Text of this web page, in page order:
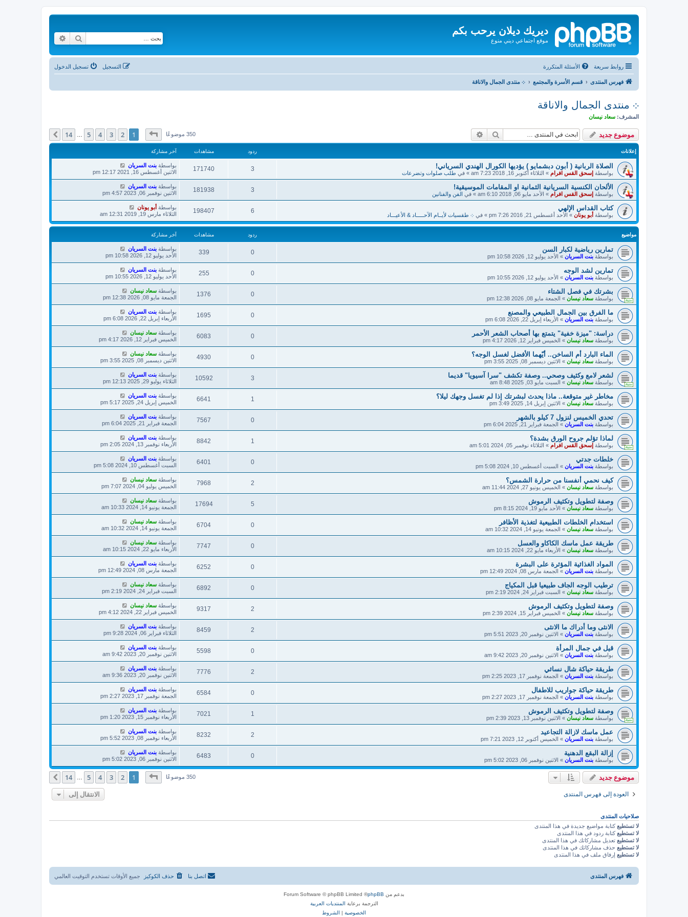
ديريك ديلان يرحب بكم
موقع اجتماعي ديني منوع بحث
روابط سريعة الأسئلة المتكررة تسجيل الدخول التسجيل
فهرس المنتدى قسم الأسرة والمجتمع ܀ منتدى الجمال والاناقة
܀ منتدى الجمال والاناقة
المشرف: سعاد نيسان
موضوع جديد بحث 350 موضوعًاصفحة1 من14
1
2
3
4
5
14 التالي
إعلانات ردود مشاهدات آخر مشاركة
الصلاة الربانية ( أبون دبشمايو ) يؤديها الكورال الهندي السرياني!
بواسطة إسحق القس افرام » الثلاثاء أكتوبر 16, 2018 7:23 am » في طلب صلوات وتضرعات
3
171740 بواسطة بنت السريان
الاثنين أغسطس 16, 2021 12:17 pm
الألحان الكنسية السريانية الثمانية او المقامات الموسيقية!
بواسطة إسحق القس افرام » الأحد مايو 06, 2018 6:10 am » في الفن والفنانين
3
181938 بواسطة بنت السريان
الاثنين نوفمبر 06, 2023 4:57 pm
كتاب القداس الإلهي
بواسطة أبو يونان » الأحد أغسطس 21, 2016 7:26 pm » في ܀ طقسيات لأيــام الآحـــــاد & الأعيـــاد
6
198407 بواسطة أبو يونان
الثلاثاء مارس 19, 2019 12:31 am
مواضيع ردود مشاهدات آخر مشاركة
تمارين رياضية لكبار السن
بواسطة بنت السريان » الأحد يوليو 12, 2026 10:58 pm
0
339 بواسطة بنت السريان
الأحد يوليو 12, 2026 10:58 pm
تمارين لشد الوجه
بواسطة بنت السريان » الأحد يوليو 12, 2026 10:55 pm
0
255 بواسطة بنت السريان
الأحد يوليو 12, 2026 10:55 pm
بشرتك في فصل الشتاء
بواسطة سعاد نيسان » الجمعة مايو 08, 2026 12:38 pm
0
1376 بواسطة سعاد نيسان
الجمعة مايو 08, 2026 12:38 pm
ما الفرق بين الجمال الطبيعي والمصنع
بواسطة بنت السريان » الأربعاء إبريل 22, 2026 6:08 pm
0
1695 بواسطة بنت السريان
الأربعاء إبريل 22, 2026 6:08 pm
دراسة: "ميزة خفية" يتمتع بها أصحاب الشعر الأحمر
بواسطة سعاد نيسان » الخميس فبراير 12, 2026 4:17 pm
0
6083 بواسطة سعاد نيسان
الخميس فبراير 12, 2026 4:17 pm
الماء البارد أم الساخن.. أيّهما الأفضل لغسل الوجه؟
بواسطة سعاد نيسان » الاثنين ديسمبر 08, 2025 3:55 pm
0
4930 بواسطة سعاد نيسان
الاثنين ديسمبر 08, 2025 3:55 pm
لشعر لامع وكثيف وصحي.. وصفة تكشف "سرا آسيويا" قديما
بواسطة سعاد نيسان » السبت مايو 03, 2025 8:48 am
3
10592 بواسطة بنت السريان
الثلاثاء يوليو 29, 2025 12:13 pm
مخاطر غير متوقعة.. ماذا يحدث لبشرتك إذا لم تغسل وجهك ليلا؟
بواسطة سعاد نيسان » الاثنين إبريل 14, 2025 3:49 pm
1
6641 بواسطة بنت السريان
الخميس إبريل 24, 2025 5:17 pm
تحدي الخميس لنزول 7 كيلو بالشهر
بواسطة بنت السريان » الجمعة فبراير 21, 2025 6:04 pm
0
7567 بواسطة بنت السريان
الجمعة فبراير 21, 2025 6:04 pm
لماذا تؤلم جروح الورق بشدة؟
بواسطة إسحق القس افرام » الثلاثاء نوفمبر 05, 2024 5:01 am
1
8842 بواسطة بنت السريان
الأربعاء نوفمبر 13, 2024 2:05 pm
خلطات جدتي
بواسطة بنت السريان » السبت أغسطس 10, 2024 5:08 pm
0
6401 بواسطة بنت السريان
السبت أغسطس 10, 2024 5:08 pm
كيف نحمي أنفسنا من حرارة الشمس؟
بواسطة سعاد نيسان » الخميس يونيو 27, 2024 11:44 am
2
7968 بواسطة سعاد نيسان
الخميس يوليو 04, 2024 7:07 pm
وصفة لتطويل وتكثيف الرموش
بواسطة سعاد نيسان » الأحد مايو 19, 2024 8:15 pm
5
17694 بواسطة سعاد نيسان
الجمعة يونيو 14, 2024 10:33 am
استخدام الخلطات الطبيعية لتغذية الأظافر
بواسطة سعاد نيسان » الجمعة يونيو 14, 2024 10:32 am
0
6704 بواسطة سعاد نيسان
الجمعة يونيو 14, 2024 10:32 am
طريقة عمل ماسك الكاكاو والعسل
بواسطة سعاد نيسان » الأربعاء مايو 22, 2024 10:15 am
0
7747 بواسطة سعاد نيسان
الأربعاء مايو 22, 2024 10:15 am
المواد الغذائية المؤثرة على البشرة
بواسطة بنت السريان » الجمعة مارس 08, 2024 12:49 pm
0
6252 بواسطة بنت السريان
الجمعة مارس 08, 2024 12:49 pm
ترطيب الوجه الجاف طبيعيا قبل المكياج
بواسطة سعاد نيسان » السبت فبراير 24, 2024 2:19 pm
0
6892 بواسطة سعاد نيسان
السبت فبراير 24, 2024 2:19 pm
وصفة لتطويل وتكثيف الرموش
بواسطة سعاد نيسان » الخميس فبراير 15, 2024 2:39 pm
2
9317 بواسطة سعاد نيسان
الخميس فبراير 22, 2024 4:12 pm
الانثى وما أدراك ما الانثى
بواسطة بنت السريان » الاثنين نوفمبر 20, 2023 5:51 pm
2
8459 بواسطة بنت السريان
الثلاثاء فبراير 06, 2024 9:28 pm
قيل في جمال المرأة
بواسطة بنت السريان » الاثنين نوفمبر 20, 2023 9:42 am
0
5598 بواسطة بنت السريان
الاثنين نوفمبر 20, 2023 9:42 am
طريقة حياكة شال نسائي
بواسطة بنت السريان » الجمعة نوفمبر 17, 2023 2:25 pm
2
7776 بواسطة بنت السريان
الاثنين نوفمبر 20, 2023 9:36 am
طريقة حياكة جواريب للاطفال
بواسطة بنت السريان » الجمعة نوفمبر 17, 2023 2:27 pm
0
6584 بواسطة بنت السريان
الجمعة نوفمبر 17, 2023 2:27 pm
وصفة لتطويل وتكثيف الرموش
بواسطة سعاد نيسان » الاثنين نوفمبر 13, 2023 2:39 pm
1
7021 بواسطة بنت السريان
الأربعاء نوفمبر 15, 2023 1:20 pm
عمل ماسك لازالة التجاعيد
بواسطة بنت السريان » الخميس أكتوبر 12, 2023 7:21 pm
2
8232 بواسطة بنت السريان
الأربعاء نوفمبر 08, 2023 5:52 pm
إزالة البقع الدهنية
بواسطة بنت السريان » الاثنين نوفمبر 06, 2023 5:02 pm
0
6483 بواسطة بنت السريان
الاثنين نوفمبر 06, 2023 5:02 pm
موضوع جديد 350 موضوعًاصفحة1 من14
1
2
3
4
5
14 التالي
العودة إلى فهرس المنتدى الانتقال إلى
صلاحيات المنتدى
لا تستطيع كتابة مواضيع جديدة في هذا المنتدى
لا تستطيع كتابة ردود في هذا المنتدى
لا تستطيع تعديل مشاركاتك في هذا المنتدى
لا تستطيع حذف مشاركاتك في هذا المنتدى
لا تستطيع إرفاق ملف في هذا المنتدى
فهرس المنتدى جميع الأوقات تستخدم التوقيت العالمي حذف الكوكيز اتصل بنا
بدعم من phpBB
® Forum Software © phpBB Limited
الترجمة برعاية المنتديات العربية
الخصوصية | الشروط